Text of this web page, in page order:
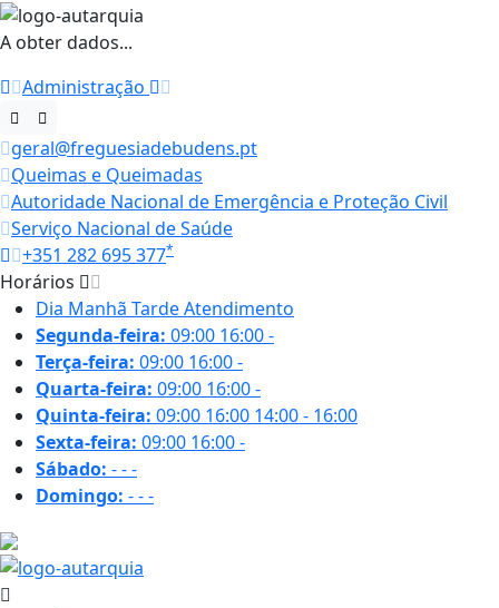
A obter dados...
Administração
geral@freguesiadebudens.pt
Queimas e Queimadas
Autoridade Nacional de Emergência e Proteção Civil
Serviço Nacional de Saúde
+351 282 695 377*
Horários
Dia Manhã TardeAtendimento
Segunda-feira: 09:00 16:00-
Terça-feira: 09:00 16:00-
Quarta-feira: 09:00 16:00-
Quinta-feira: 09:00 16:00 14:00 - 16:00
Sexta-feira: 09:00 16:00-
Sábado: ---
Domingo: ---